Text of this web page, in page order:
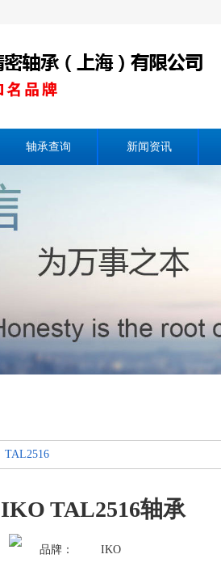
轴承查询 新闻资讯
TAL2516
IKO TAL2516轴承
品牌： IKO